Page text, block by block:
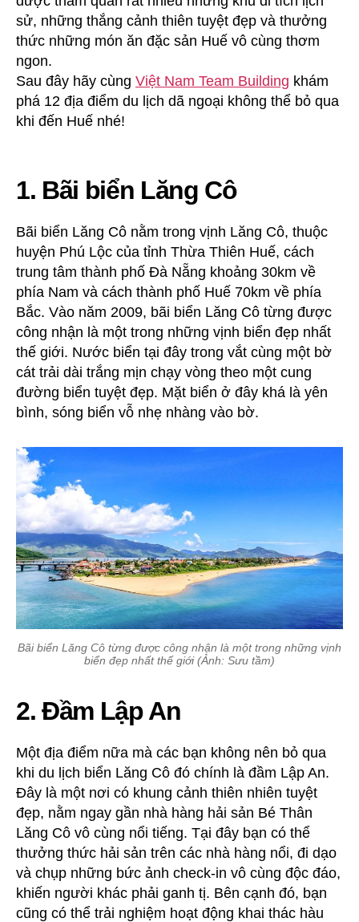
sử, những thắng cảnh thiên tuyệt đẹp và thưởng
thức những món ăn đặc sản Huế vô cùng thơm
ngon.
Sau đây hãy cùng Việt Nam Team Building khám
phá 12 địa điểm du lịch dã ngoại không thể bỏ qua
khi đến Huế nhé!
1. Bãi biển Lăng Cô
Bãi biển Lăng Cô nằm trong vịnh Lăng Cô, thuộc
huyện Phú Lộc của tỉnh Thừa Thiên Huế, cách
trung tâm thành phố Đà Nẵng khoảng 30km về
phía Nam và cách thành phố Huế 70km về phía
Bắc. Vào năm 2009, bãi biển Lăng Cô từng được
công nhận là một trong những vịnh biển đẹp nhất
thế giới. Nước biển tại đây trong vắt cùng một bờ
cát trải dài trắng mịn chạy vòng theo một cung
đường biển tuyệt đẹp. Mặt biển ở đây khá là yên
bình, sóng biển vỗ nhẹ nhàng vào bờ.
Bãi biển Lăng Cô từng được công nhận là một trong những vịnh
biển đẹp nhất thế giới (Ảnh: Sưu tầm)
2. Đầm Lập An
Một địa điểm nữa mà các bạn không nên bỏ qua
khi du lịch biển Lăng Cô đó chính là đầm Lập An.
Đây là một nơi có khung cảnh thiên nhiên tuyệt
đẹp, nằm ngay gần nhà hàng hải sản Bé Thân
Lăng Cô vô cùng nổi tiếng. Tại đây bạn có thể
thưởng thức hải sản trên các nhà hàng nổi, đi dạo
và chụp những bức ảnh check-in vô cùng độc đáo,
khiến người khác phải ganh tị. Bên cạnh đó, bạn
cũng có thể trải nghiệm hoạt động khai thác hàu